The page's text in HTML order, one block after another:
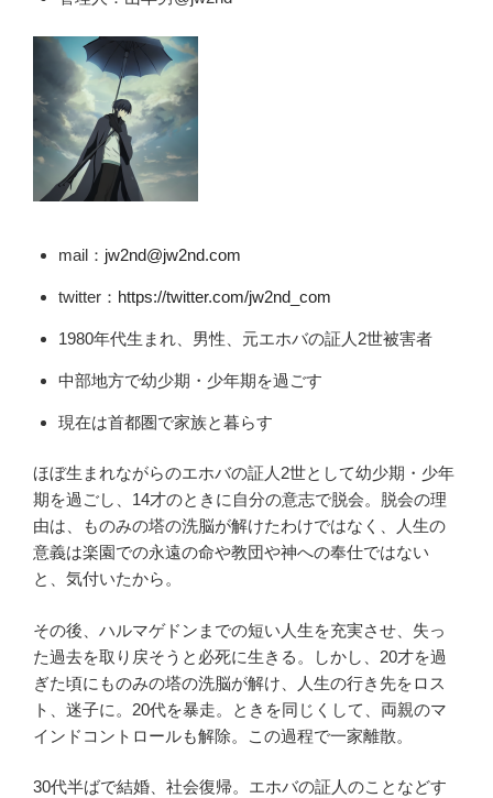
mail： jw2nd@jw2nd.com
twitter： https://twitter.com/jw2nd_com
1980年代生まれ、男性、元エホバの証人2世被害者
中部地方で幼少期・少年期を過ごす
現在は首都圏で家族と暮らす
ほぼ生まれながらのエホバの証人2世として幼少期・少年
期を過ごし、14才のときに自分の意志で脱会。脱会の理
由は、ものみの塔の洗脳が解けたわけではなく、人生の
意義は楽園での永遠の命や教団や神への奉仕ではない
と、気付いたから。
その後、ハルマゲドンまでの短い人生を充実させ、失っ
た過去を取り戻そうと必死に生きる。しかし、20才を過
ぎた頃にものみの塔の洗脳が解け、人生の行き先をロス
ト、迷子に。20代を暴走。ときを同じくして、両親のマ
インドコントロールも解除。この過程で一家離散。
30代半ばで結婚、社会復帰。エホバの証人のことなどす